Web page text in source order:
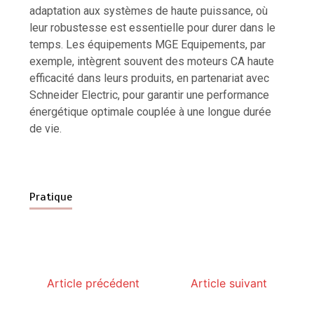
adaptation aux systèmes de haute puissance, où
leur robustesse est essentielle pour durer dans le
temps. Les équipements MGE Equipements, par
exemple, intègrent souvent des moteurs CA haute
efficacité dans leurs produits, en partenariat avec
Schneider Electric, pour garantir une performance
énergétique optimale couplée à une longue durée
de vie.
Pratique
Article précédent Article suivant